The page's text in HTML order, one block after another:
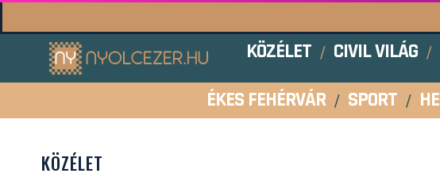
KÖZÉLET CIVIL VILÁG
ÉKES FEHÉRVÁR
SPORT
KÖZÉLET